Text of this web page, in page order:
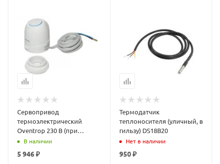
Сервопривод
термоэлектрический
Oventrop 230 В (при
отсутствии напряжения
В наличии
5 946 ₽
Термодатчик
теплоносителя (уличный, в
гильзу) DS18В20
Нет в наличии
950 ₽